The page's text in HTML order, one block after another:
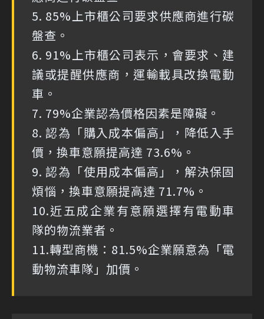
5. 85%上市櫃公司要求供應商進行碳
盤查。
6. 91%上市櫃公司表示，會要求、建
議或提醒供應商，運輸載具改換電動
車。
7. 79%企業認為價格因素是障礙。
8. 認為「購入成本偏高」，降低入手
價，換車意願提高達 73.6%。
9. 認為「使用成本偏高」，解決保固
煩惱，換車意願提高達 71.7%。
10.近五成企業有意願選擇有電動車
隊的物流業者。
11.轉型商機：81.5%企業願意為「電
動物流車隊」加價。